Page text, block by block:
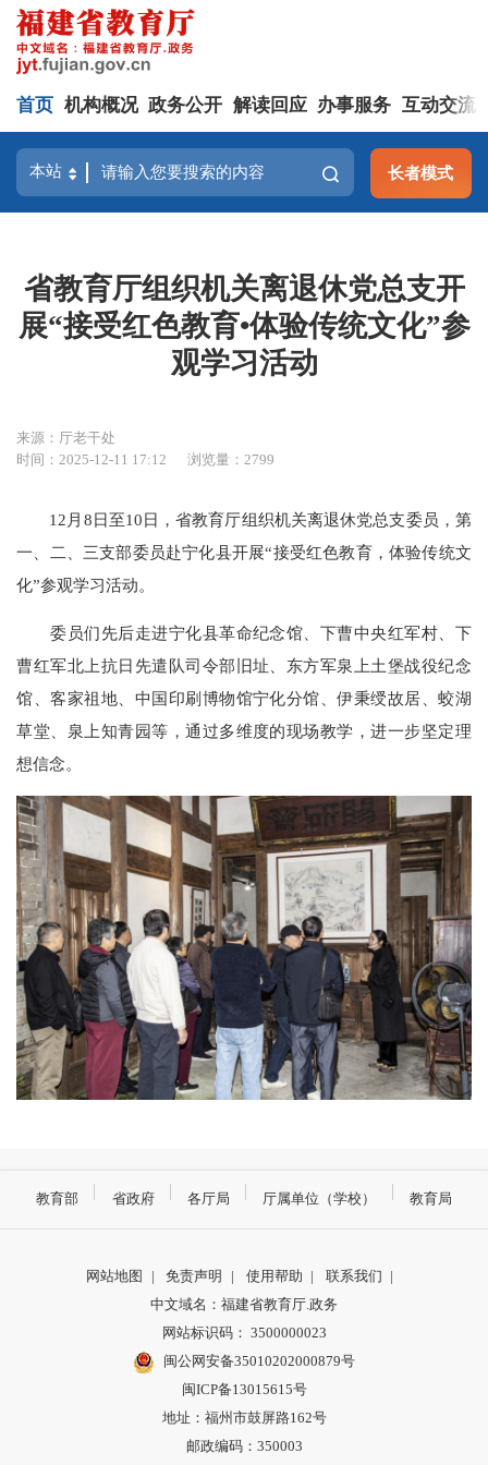
首页 机构概况 政务公开 解读回应 办事服务 互动交流
长者模式
省教育厅组织机关离退休党总支开
展“接受红色教育•体验传统文化”参
观学习活动
来源：厅老干处
时间：2025-12-11 17:12
浏览量：2799
12月8日至10日，省教育厅组织机关离退休党总支委员，第
一、二、三支部委员赴宁化县开展“接受红色教育，体验传统文
化”参观学习活动。
委员们先后走进宁化县革命纪念馆、下曹中央红军村、下
曹红军北上抗日先遣队司令部旧址、东方军泉上土堡战役纪念
馆、客家祖地、中国印刷博物馆宁化分馆、伊秉绶故居、蛟湖
草堂、泉上知青园等，通过多维度的现场教学，进一步坚定理
想信念。
教育部 省政府 各厅局 厅属单位（学校） 教育局
网站地图 | 免责声明 | 使用帮助 | 联系我们 |
中文域名：福建省教育厅.政务
网站标识码： 3500000023
闽公网安备35010202000879号
闽ICP备13015615号
地址：福州市鼓屏路162号
邮政编码：350003